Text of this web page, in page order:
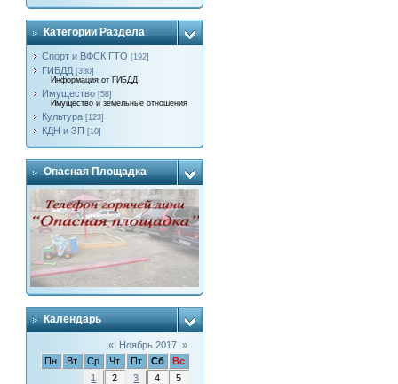
Категории Раздела
Спорт и ВФСК ГТО [192]
ГИБДД [330]
Информация от ГИБДД
Имущество [58]
Имущество и земельные отношения
Культура [123]
КДН и ЗП [10]
Опасная Площадка
Календарь
« Ноябрь 2017 »
Пн
Вт Ср Чт Пт Сб
Вс
1
2 3 4
5